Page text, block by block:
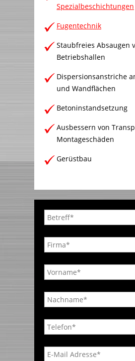
Spezialbeschichtungen
Fugentechnik
Staubfreies Absaugen
Betriebshallen
Dispersionsanstriche
und Wandflächen
Betoninstandsetzung
Ausbessern von
Montageschäden
Gerüstbau